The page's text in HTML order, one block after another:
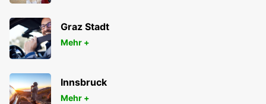
Graz Stadt
Mehr +
Innsbruck
Mehr +